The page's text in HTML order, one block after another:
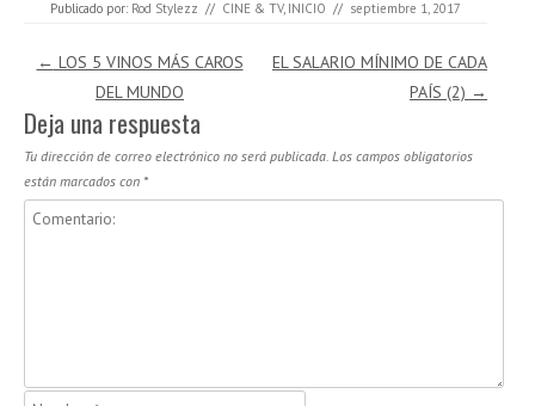
Publicado por: Rod Stylezz // CINE & TV, INICIO // septiembre 1, 2017
Navegación de entradas
← LOS 5 VINOS MÁS CAROS
DEL MUNDO
EL SALARIO MÍNIMO DE CADA
PAÍS (2) →
Deja una respuesta
Tu dirección de correo electrónico no será publicada. Los campos obligatorios
están marcados con *